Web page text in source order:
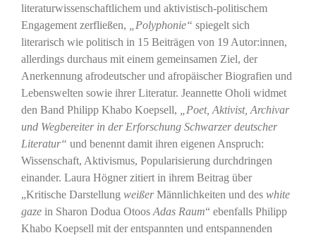
literaturwissenschaftlichem und aktivistisch-politischem
Engagement zerfließen,
„Polyphonie“ spiegelt sich
literarisch wie politisch in 15 Beiträgen von 19 Autor:innen,
allerdings durchaus mit einem gemeinsamen Ziel, der
Anerkennung afrodeutscher und afropäischer Biografien und
Lebenswelten sowie ihrer Literatur. Jeannette Oholi widmet
den Band Philipp Khabo Koepsell,
„Poet, Aktivist, Archivar
und Wegbereiter in der Erforschung Schwarzer deutscher
Literatur“ und benennt damit ihren eigenen Anspruch:
Wissenschaft, Aktivismus, Popularisierung durchdringen
einander. Laura Högner zitiert in ihrem Beitrag über
„Kritische Darstellung weißerMännlichkeiten und des white
gazein Sharon Dodua Otoos Adas Raum“ ebenfalls Philipp
Khabo Koepsell mit der entspannten und entspannenden